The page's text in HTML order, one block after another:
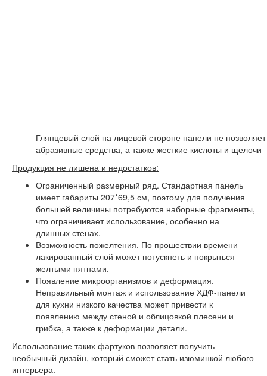
Глянцевый слой на лицевой стороне панели не позволяет
абразивные средства, а также жесткие кислоты и щелочи
Продукция не лишена и недостатков:
Ограниченный размерный ряд. Стандартная панель
имеет габариты 207*69,5 см, поэтому для получения
большей величины потребуются наборные фрагменты,
что ограничивает использование, особенно на
длинных стенах.
Возможность пожелтения. По прошествии времени
лакированный слой может потускнеть и покрыться
желтыми пятнами.
Появление микроорганизмов и деформация.
Неправильный монтаж и использование ХДФ-панели
для кухни низкого качества может привести к
появлению между стеной и облицовкой плесени и
грибка, а также к деформации детали.
Использование таких фартуков позволяет получить
необычный дизайн, который сможет стать изюминкой любого
интерьера.